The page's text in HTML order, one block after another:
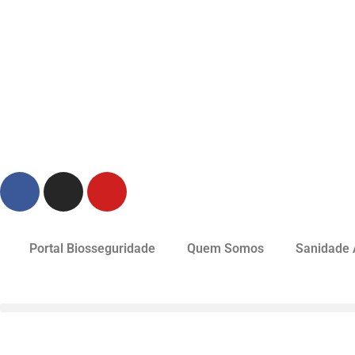
Portal Biosseguridade Quem Somos Sanidade